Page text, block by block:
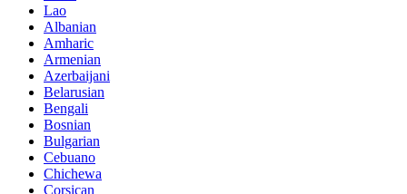
Lao
Albanian
Amharic
Armenian
Azerbaijani
Belarusian
Bengali
Bosnian
Bulgarian
Cebuano
Chichewa
Corsican